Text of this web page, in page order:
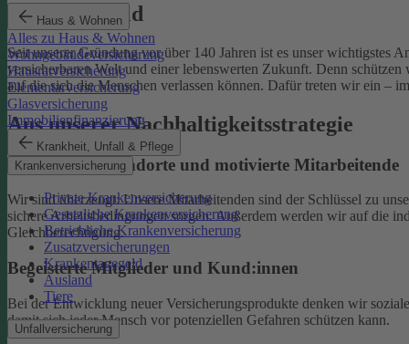
Haus & Wohnen
Alles zu Haus & Wohnen
Wohngebäudeversicherung
Hausratversicherung
Elementarversicherung
Glasversicherung
Immobilienfinanzierung
Krankheit, Unfall & Pflege
Krankenversicherung
Private Krankenversicherung
Gesetzliche Krankenversicherung
Betriebliche Krankenversicherung
Zusatzversicherungen
Krankentagegeld
Ausland
Tiere
Unfallversicherung
Unser Leitbild
Seit unserer Gründung vor über 140 Jahren ist es unser wichtigstes
versicherbaren Welt und einer lebenswerten Zukunft. Denn
auf die sich die Menschen verlassen können. Dafür treten wir ein –
Aus unserer Nachhaltigkeitsstrategie
Nachhaltige Standorte und motivierte Mitarbeitende
Wir sind überzeugt: Unsere Mitarbeitenden sind der Schlüssel zu
sichere Arbeitsbedingungen sorgen.Außerdem werden wir auf die
Gleichberechtigung.
Begeisterte Mitglieder und Kund:innen
Bei der Entwicklung neuer Versicherungsprodukte denken wir
damit sich jeder Mensch vor potenziellen Gefahren schützen kann.